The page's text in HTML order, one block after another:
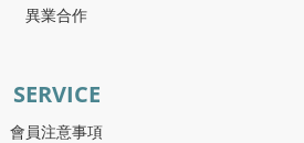
異業合作
SERVICE
會員注意事項